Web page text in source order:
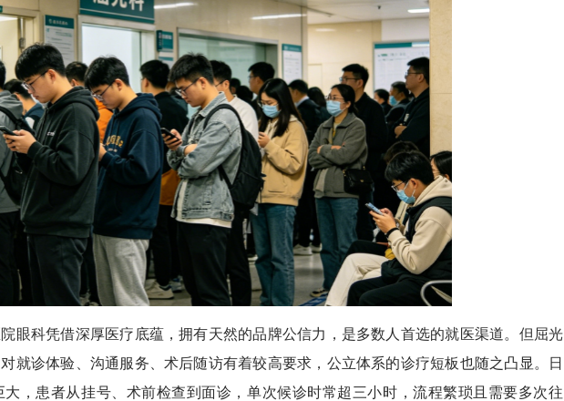
科凭借深厚医疗底蕴，拥有天然的品牌公信力，是多数人首选的就医渠道。但屈光
就诊体验、沟通服务、术后随访有着较高要求，公立体系的诊疗短板也随之凸显。日
，患者从挂号、术前检查到面诊，单次候诊时常超三小时，流程繁琐且需要多次往